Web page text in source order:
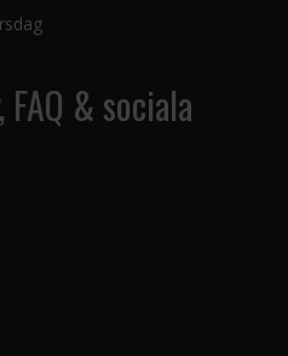
& sociala